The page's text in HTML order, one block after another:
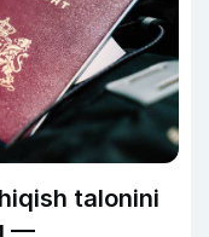
talonini
—